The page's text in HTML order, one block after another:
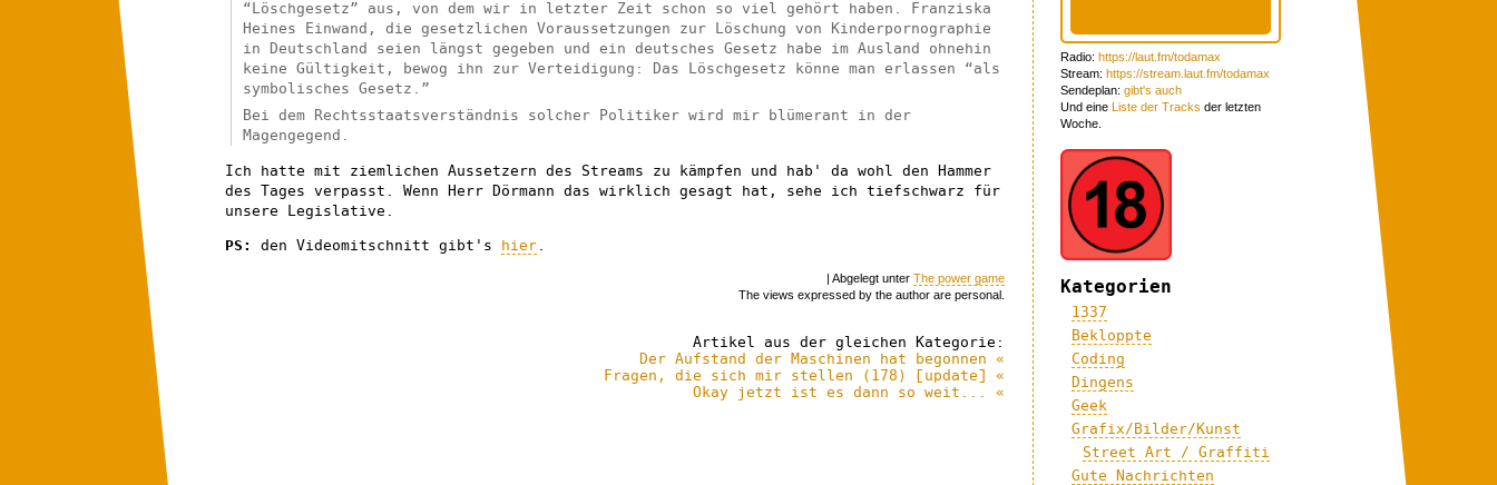
“Löschgesetz” aus, von dem wir in letzter Zeit schon so viel gehört haben. Franziska
Heines Einwand, die gesetzlichen Voraussetzungen zur Löschung von Kinderpornographie
in Deutschland seien längst gegeben und ein deutsches Gesetz habe im Ausland ohnehin
keine Gültigkeit, bewog ihn zur Verteidigung: Das Löschgesetz könne man erlassen “als
symbolisches Gesetz.”
Bei dem Rechtsstaatsverständnis solcher Politiker wird mir blümerant in der
Magengegend.
Ich hatte mit ziemlichen Aussetzern des Streams zu kämpfen und hab' da wohl den Hammer
des Tages verpasst. Wenn Herr Dörmann das wirklich gesagt hat, sehe ich tiefschwarz für
unsere Legislative.
PS: den Videomitschnitt gibt's hier
| Abgelegt unter The power game
The views expressed by the author are personal.
Artikel aus der gleichen Kategorie:
Der Aufstand der Maschinen hat begonnen «
Fragen, die sich mir stellen (178) [update] «
Okay jetzt ist es dann so weit... «
Radio: https://laut.fm/todamax
Stream: https://stream.laut.fm/todamax
Sendeplan: gibt's auch
Und eine Liste der Tracks der letzten
Woche.
Kategorien
1337
Bekloppte
Coding
Dingens
Geek
Grafix/Bilder/Kunst
Street Art / Graffiti
Gute Nachrichten